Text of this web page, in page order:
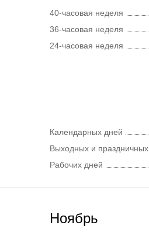
40-часовая неделя
36-часовая неделя
24-часовая неделя
Календарных дней
Выходных и праздничных
Рабочих дней
Ноябрь